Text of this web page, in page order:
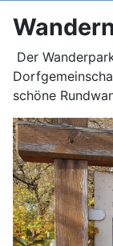
Der
schöne